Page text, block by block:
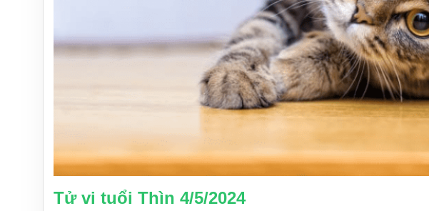
Tử vi tuổi Thìn 4/5/2024